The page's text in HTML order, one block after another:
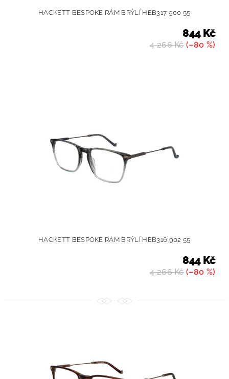
HACKETT BESPOKE RÁM BRÝLÍ HEB317 900 55
4 266 Kč(–80 %)
844 Kč
HACKETT BESPOKE RÁM BRÝLÍ HEB316 902 55
4 266 Kč(–80 %)
844 Kč